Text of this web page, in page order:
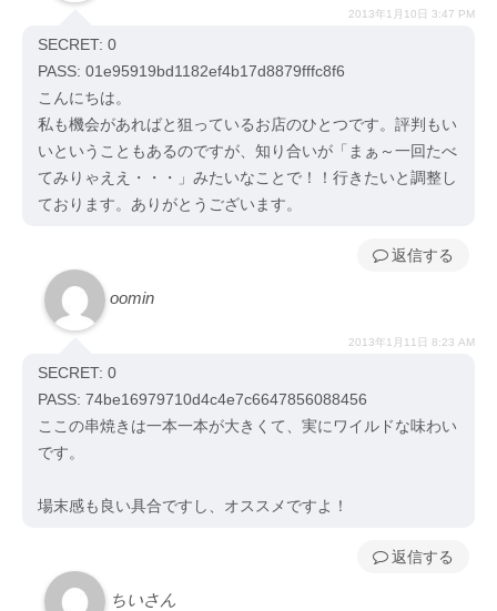
2013年1月10日 3:47 PM
SECRET: 0
PASS: 01e95919bd1182ef4b17d8879fffc8f6
こんにちは。
私も機会があればと狙っているお店のひとつです。評判もい
いということもあるのですが、知り合いが「まぁ～一回たべ
てみりゃええ・・・」みたいなことで！！行きたいと調整し
ております。ありがとうございます。
返信
oomin
2013年1月11日 8:23 AM
SECRET: 0
PASS: 74be16979710d4c4e7c6647856088456
ここの串焼きは一本一本が大きくて、実にワイルドな味わい
です。
場末感も良い具合ですし、オススメですよ！
返信
ちいさん